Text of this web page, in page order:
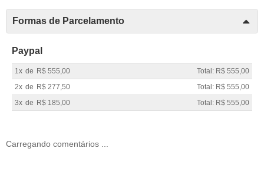
Formas de Parcelamento
Paypal
1x de R$ 555,00
Total: R$ 555,00
2x de R$ 277,50
Total: R$ 555,00
3x de R$ 185,00 Total: R$ 555,00
Carregando comentários ...